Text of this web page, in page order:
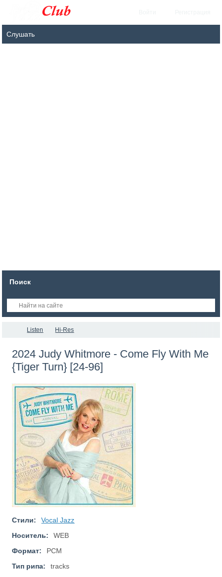
Поиск
Listen Hi-Res
2024 Judy Whitmore - Come Fly With Me
{Tiger Turn} [24-96]
Стили:
Vocal Jazz
Носитель:
WEB
Формат:
PCM
Тип рипа:
tracks